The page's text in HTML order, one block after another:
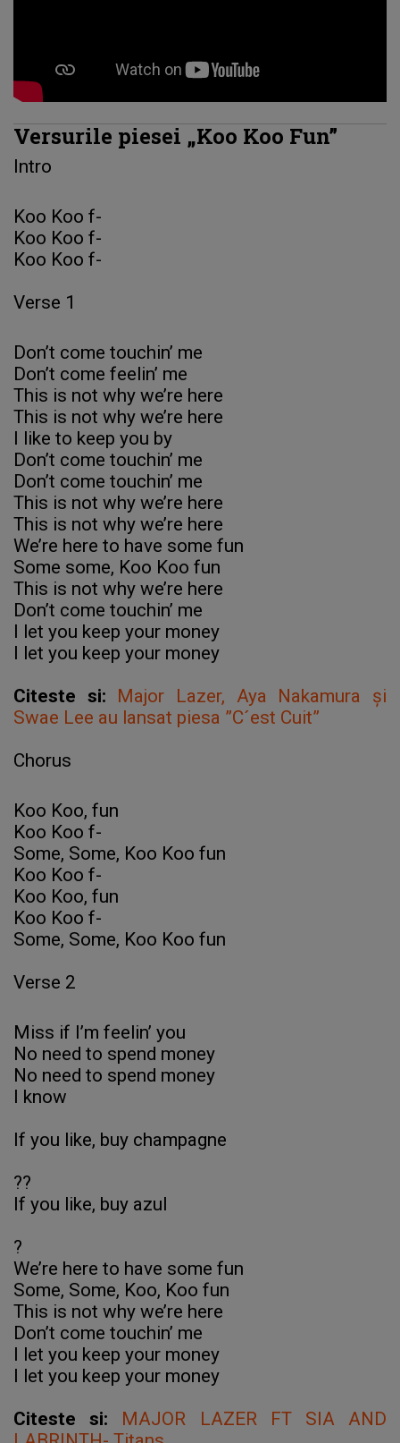
Versurile piesei „Koo Koo Fun”
Intro
Koo Koo f-
Koo Koo f-
Koo Koo f-
Verse 1
Don’t come touchin’ me
Don’t come feelin’ me
This is not why we’re here
This is not why we’re here
I like to keep you by
Don’t come touchin’ me
Don’t come touchin’ me
This is not why we’re here
This is not why we’re here
We’re here to have some fun
Some some, Koo Koo fun
This is not why we’re here
Don’t come touchin’ me
I let you keep your money
I lеt you keep your money
Citeste si: Major Lazer, Aya Nakamura și
Swae Lee au lansat piesa ”C´est Cuit”
Chorus
Koo Koo, fun
Koo Koo f-
Some, Some, Koo Koo fun
Koo Koo f-
Koo Koo, fun
Koo Koo f-
Somе, Some, Koo Koo fun
Verse 2
Miss if I’m feelin’ you
No need to spend money
No need to spend money
I know
If you like, buy champagne
??
If you like, buy azul
?
We’re here to have some fun
Some, Some, Koo, Koo fun
This is not why we’re here
Don’t come touchin’ me
I let you keep your money
I let you keep your money
Citeste si: MAJOR LAZER FT SIA AND